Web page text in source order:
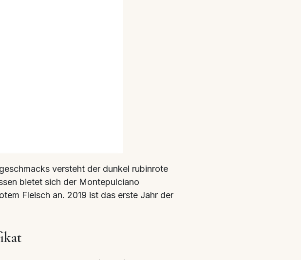
versteht der dunkel rubinrote
bietet sich der Montepulciano
Fleisch an. 2019 ist das erste Jahr der